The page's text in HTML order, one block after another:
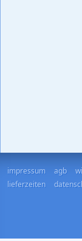
impressum agb
lieferzeiten